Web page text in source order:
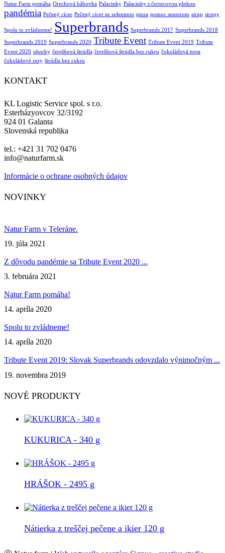
Natur Farm pomáha Orechová bábovka Palacinky Palacinky s černicovou plnkou
pandémia Pečený cícer Pečený cícer so zeleninou pizza pomoc seniorom sirup sirupy
Spolu to zvládneme! Superbrands Superbrands 2017 Superbrands 2018
Superbrands 2019 Superbrands 2020 Tribute Event Tribute Event 2019 Tribute
Event 2020 uhorky čerešňová štrúdla čerešňová štrúdla bez cukru čokoládová torta
čokoládové rezy štrúdla bez cukru
KONTAKT
KL Logistic Service spol. s r.o.
Esterházyovcov 32/3192
924 01 Galanta
Slovenská republika
tel.: +421 31 702 0476
info@naturfarm.sk
Informácie o ochrane osobných údajov
NOVINKY
Natur Farm v Teleráne.
19. júla 2021
Z dôvodu pandémie sa Tribute Event 2020 ...
3. februára 2021
Natur Farm pomáha!
14. apríla 2020
Spolu to zvládneme!
14. apríla 2020
Tribute Event 2019: Slovak Superbrands odovzdalo výnimočným ...
19. novembra 2019
NOVÉ PRODUKTY
KUKURICA - 340 g
HRÁŠOK - 2495 g
Nátierka z treščej pečene a ikier 120 g